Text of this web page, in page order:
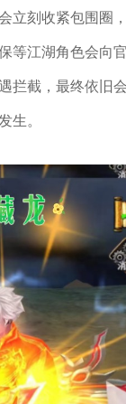
立刻收紧包围圈
等江湖角色会向
截，最终依旧
生。